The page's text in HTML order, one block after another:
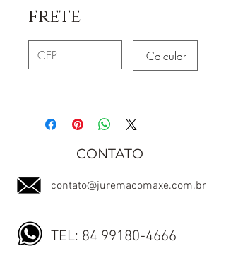
frete
Calcular
CONTATO
contato@juremacomaxe.com.br
TEL: 84 99180-4666